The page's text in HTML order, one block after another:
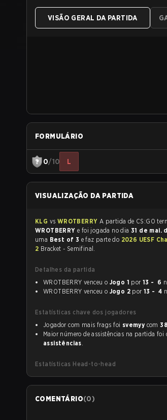
VISÃO GERAL DA PARTIDA
FORMULÁRIO
0/10 L
VISUALIZAÇÃO DA PARTIDA
KLG vs WROTBERRY A partida
WROTBERRY
e foi jogada no dia 31 de mai.
uma Best of 3 e faz parte do 2026 UESF
2 Bracket - Semifinal.
Detalhes da partida
WROTBERRY venceu o Jogo 1 por 13 - 6
WROTBERRY venceu o Jogo 2 por 13 - 4
Estatísticas chave dos jogadores
Jogador com mais frags foi svemyy com
Maior número de assistências na partida foi
assistências.
Estatísticas Head-to-head
COMENTÁRIO(0)